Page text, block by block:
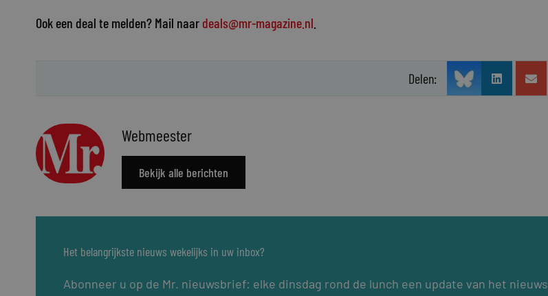
Ook een deal te melden? Mail naar deals@mr-magazine.nl
Delen:
Webmeester
Bekijk alle berichten
Het belangrijkste nieuws wekelijks in uw inbox?
Abonneer u op de Mr. nieuwsbrief: elke dinsdag rond de lunch een update van het nieuws